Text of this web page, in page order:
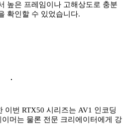
높은 프레임이나 고해상도로 충분
확인할 수 있었습니다.
이번 RTX50 시리즈는 AV1 인코딩
머는 물론 전문 크리에이터에게 강